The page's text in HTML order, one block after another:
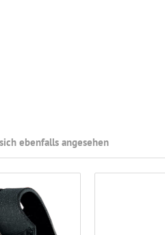
ebenfalls angesehen